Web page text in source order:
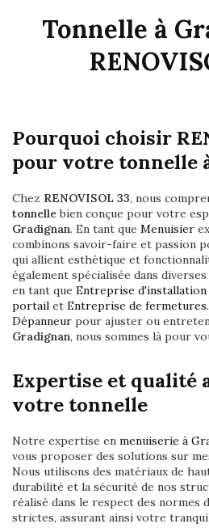
Tonnelle à
Pourquoi choisir
pour votre tonnelle
Chez RENOVISOL 33, nous
tonnellebien conçue pour votre
Gradignan. En tant que Menuisier
combinons savoir-faire et passion
qui allient esthétique et
également spécialisée dans
en tant que Entreprise
portail et Entreprise de fermetures
Dépanneur pour ajuster ou
Gradignan, nous sommes là pour
Expertise et qualité
votre tonnelle
Notre expertise en menuiserie à
vous proposer des solutions sur
Nous utilisons des matériaux de
durabilité et la sécurité de nos
réalisé dans le respect des normes
strictes, assurant ainsi votre